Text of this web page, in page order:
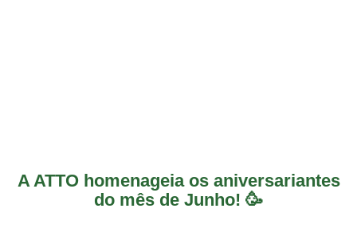
A ATTO homenageia os aniversariantes
do mês de Junho! 🥳